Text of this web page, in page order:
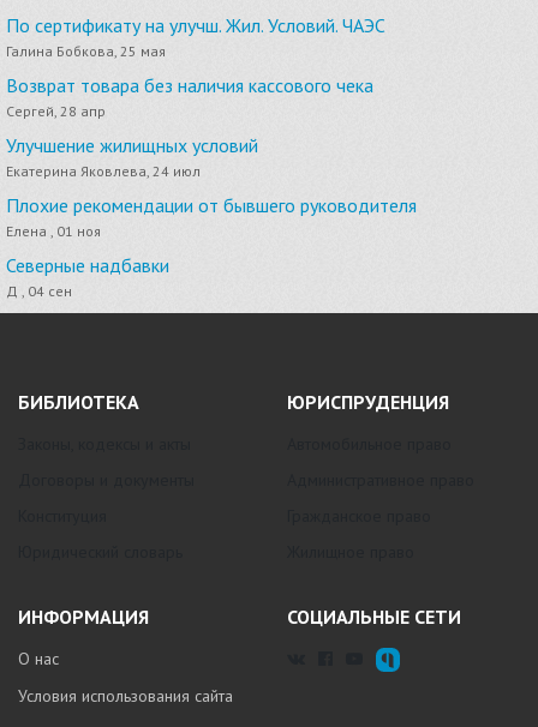
По сертификату на улучш. Жил. Условий. ЧАЭС
Галина Бобкова, 25 мая
Возврат товара без наличия кассового чека
Сергей, 28 апр
Улучшение жилищных условий
Екатерина Яковлева, 24 июл
Плохие рекомендации от бывшего руководителя
Елена , 01 ноя
Северные надбавки
Д , 04 сен
БИБЛИОТЕКА ЮРИСПРУДЕНЦИЯ
ИНФОРМАЦИЯ
О нас
Условия использования сайта
СОЦИАЛЬНЫЕ СЕТИ